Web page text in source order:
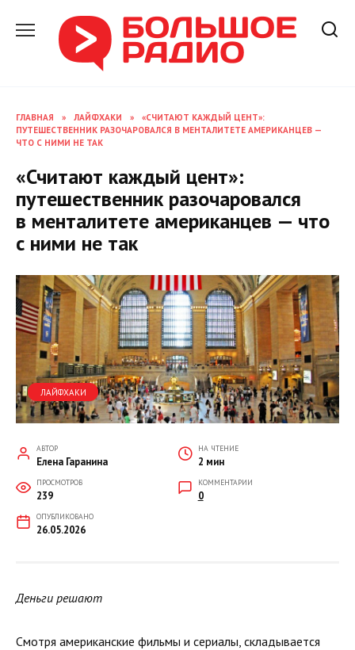
содержанию
ГЛАВНАЯ » ЛАЙФХАКИ »
«СЧИТАЮТ КАЖДЫЙ ЦЕНТ»:
ПУТЕШЕСТВЕННИК РАЗОЧАРОВАЛСЯ В МЕНТАЛИТЕТЕ АМЕРИКАНЦЕВ —
ЧТО С НИМИ НЕ ТАК
«Считают каждый цент»:
путешественник разочаровался
в менталитете американцев — что
с ними не так
ЛАЙФХАКИ
АВТОР
Елена Гаранина
НА ЧТЕНИЕ
2 мин
ПРОСМОТРОВ
239
КОММЕНТАРИИ
0
ОПУБЛИКОВАНО
26.05.2026
Деньги решают
Смотря американские фильмы и сериалы, складывается